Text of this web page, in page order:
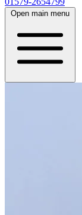
Open main menu